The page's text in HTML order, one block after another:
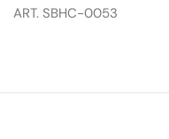
ART. SBHC-0053